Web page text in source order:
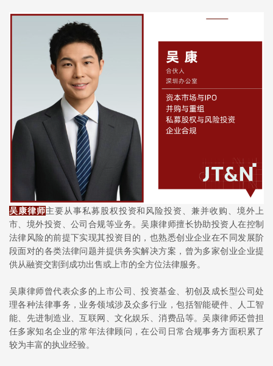
吴康律师主要从事私募股权投资和风险投资、兼并收购、境外上
市、境外投资、公司合规等业务。吴康律师擅长协助投资人在控制
法律风险的前提下实现其投资目的，也熟悉创业企业在不同发展阶
段面对的各类法律问题并提供务实解决方案，曾为多家创业企业提
供从融资交割到成功出售或上市的全方位法律服务。
吴康律师曾代表众多的上市公司、投资基金、初创及成长型公司处
理各种法律事务，业务领域涉及众多行业，包括智能硬件、人工智
能、先进制造业、互联网、文化娱乐、消费品等。吴康律师还曾担
任多家知名企业的常年法律顾问，在公司日常合规事务方面积累了
较为丰富的执业经验。